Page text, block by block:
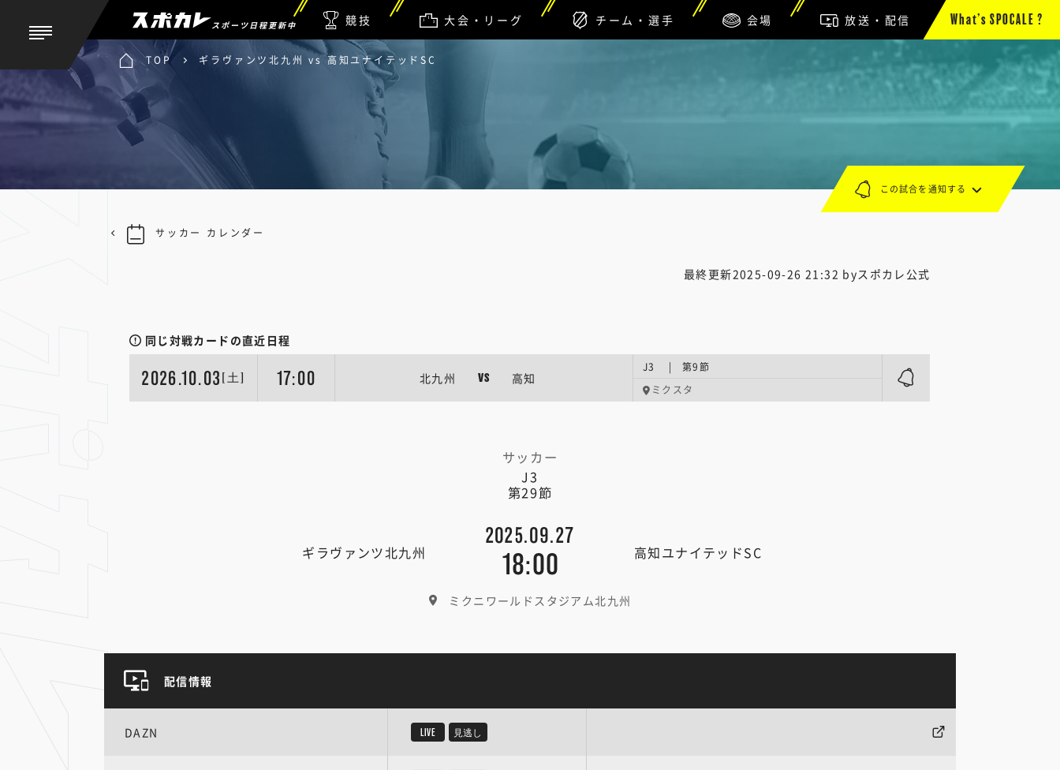
スポーツ日程更新中 競技 大会・リーグ チーム・選手 会場 放送・配信 What’s SPOCALE ?
TOP ギラヴァンツ北九州 vs 高知ユナイテッドSC
最終更新2025-09-26 21:32 byスポカレ公式
同じ対戦カードの直近日程
2026.10.03 [土] 17:00 北九州 VS 高知
J3 | 第9節
ミクスタ
サッカー
J3
第29節
ギラヴァンツ北九州
2025.09.27
18:00 高知ユナイテッドSC
ミクニワールドスタジアム北九州
この試合を通知する
サッカー カレンダー
配信情報
DAZN LIVE 見逃し